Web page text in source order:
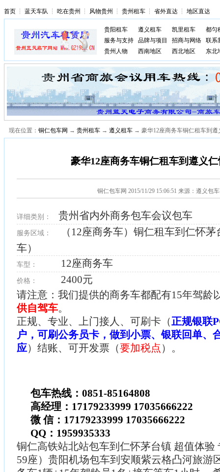
首页 ┆ 蓝天车队 ┆ 吃在贵州 ┆ 风物贵州 ┆ 贵州租车 ┆ 省外直达 ┆ 地区直达
贵阳租车 遵义租车 凯里租车
都匀
服务与支持
品牌与项目 招商与网络
联系
贵州人物
西南地区 西北地区 东北
现在位置： 铜仁包车网 → 贵州租车 → 遵义租车 → 豪华12座商务车铜仁租车到遵
豪华12座商务车铜仁租车到遵义
铜仁包车网 2015/11/29 15:06:51 来源：遵义包
详细类别： 贵州省内外商务包车会议包车
服务区域：
（12座商务车）铜仁租车到仁怀
车）
车型： 12座商务车
价格：
2400元
请注意：我们提供的商务车都配有15年驾龄
供自驾车。
正规、专业、上门接人、可刷卡（正规银联
户，可刷公务员卡，做到小票、银联回单、
应）结账、可开发票（要加税点 ）。
包车热线：0851-85164808
高经理：17179233999 17035666222
微 信：17179233999 17035666222
QQ：1959935333
铜仁高铁站北站包车到仁怀茅台镇 超值体验
59座）贵阳机场包车到安顺紫云格凸河旅游